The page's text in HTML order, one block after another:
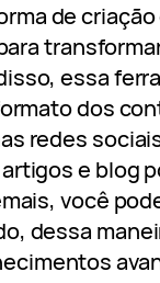
de
essa
dos
redes
e blog
você
dessa